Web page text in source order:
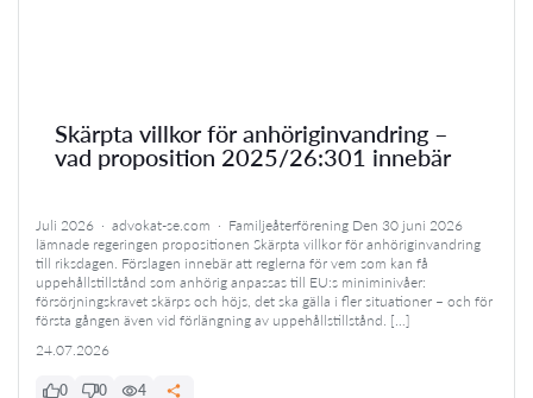
Skärpta villkor för anhöriginvandring –
vad proposition 2025/26:301 innebär
Juli 2026 · advokat-se.com · Familjeåterförening Den 30 juni 2026
lämnade regeringen propositionen Skärpta villkor för anhöriginvandring
till riksdagen. Förslagen innebär att reglerna för vem som kan få
uppehållstillstånd som anhörig anpassas till EU:s miniminivåer:
försörjningskravet skärps och höjs, det ska gälla i fler situationer – och för
första gången även vid förlängning av uppehållstillstånd. […]
24.07.2026
0 0 4